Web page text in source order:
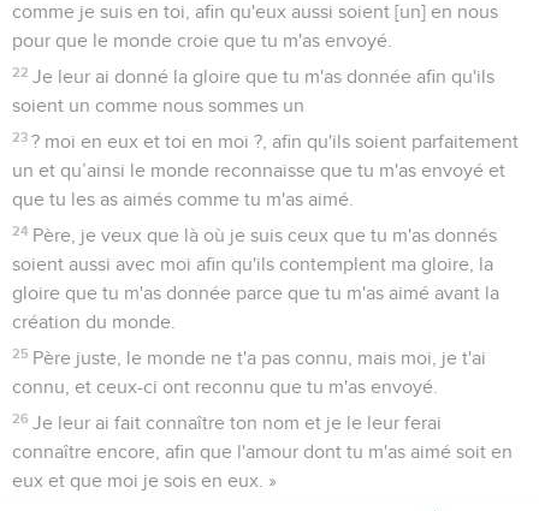
comme je suis en toi, afin qu'eux aussi soient [un] en nous
pour que le monde croie que tu m'as envoyé.
22 Je leur ai donné la gloire que tu m'as donnée afin qu'ils
soient un comme nous sommes un
23 ? moi en eux et toi en moi ?, afin qu'ils soient parfaitement
un et qu’ainsi le monde reconnaisse que tu m'as envoyé et
que tu les as aimés comme tu m'as aimé.
24 Père, je veux que là où je suis ceux que tu m'as donnés
soient aussi avec moi afin qu'ils contemplent ma gloire, la
gloire que tu m'as donnée parce que tu m'as aimé avant la
création du monde.
25 Père juste, le monde ne t'a pas connu, mais moi, je t'ai
connu, et ceux-ci ont reconnu que tu m'as envoyé.
26 Je leur ai fait connaître ton nom et je le leur ferai
connaître encore, afin que l'amour dont tu m'as aimé soit en
eux et que moi je sois en eux. »